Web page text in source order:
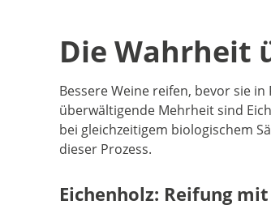
Die Wahrheit
Bessere Weine reifen, bevor sie
überwältigende Mehrheit sind
bei gleichzeitigem biologischem
dieser Prozess.
Eichenholz: Reifung